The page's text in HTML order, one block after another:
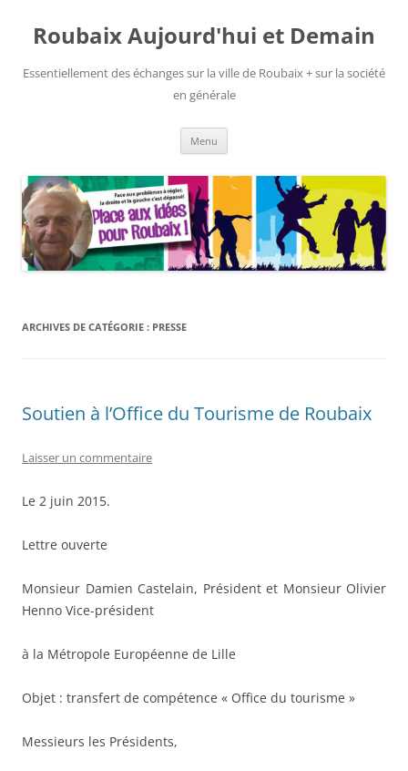
contenu
Roubaix Aujourd'hui et Demain
Essentiellement des échanges sur la ville de Roubaix + sur la société
en générale
Menu
ARCHIVES DE CATÉGORIE : PRESSE
Soutien à l’Office du Tourisme de Roubaix
Laisser un commentaire
Le 2 juin 2015.
Lettre ouverte
Monsieur Damien Castelain, Président et Monsieur Olivier
Henno Vice-président
à la Métropole Européenne de Lille
Objet : transfert de compétence « Office du tourisme »
Messieurs les Présidents,